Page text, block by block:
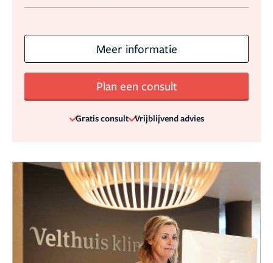
Meer informatie
Plan een consult
Gratis consult Vrijblijvend advies